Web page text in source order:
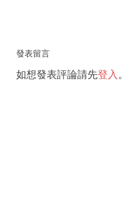
發表留言
如想發表評論請先登入 。